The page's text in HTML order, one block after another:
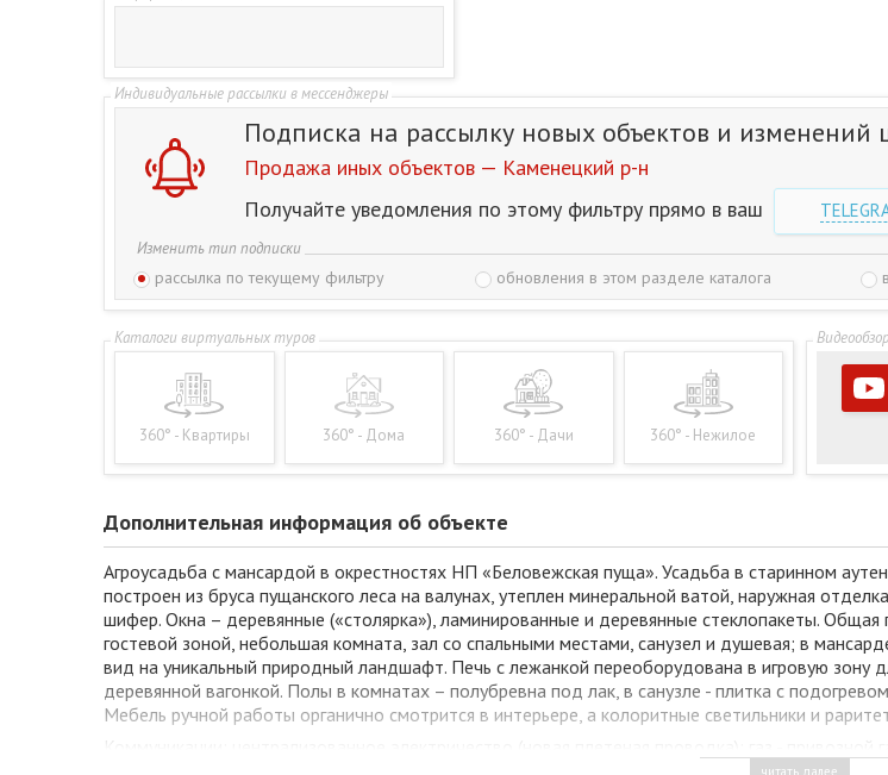
Подписка на рассылку новых объектов и изменений
Продажа иных объектов — Каменецкий р-н
Получайте уведомления по этому фильтру прямо в ваш
Изменить тип подписки
рассылка по текущему фильтру обновления в этом разделе каталога
360° - Квартиры 360° - Дома 360° - Дачи 360° - Нежилое
Дополнительная информация об объекте
Агроусадьба с мансардой в окрестностях НП «Беловежская пуща». Усадьба в старинном
построен из бруса пущанского леса на валунах, утеплен минеральной ватой, наружная
шифер. Окна – деревянные («столярка»), ламинированные и деревянные стеклопакеты.
гостевой зоной, небольшая комната, зал со спальными местами, санузел и душевая; в
вид на уникальный природный ландшафт. Печь с лежанкой переоборудована в игровую
деревянной вагонкой. Полы в комнатах – полубревна под лак, в санузле - плитка с
Мебель ручной работы органично смотрится в интерьере, а колоритные светильники и